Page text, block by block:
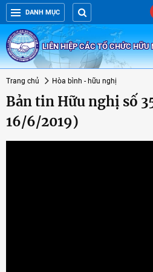
DANH MỤC
LIÊN HIỆP CÁC TỔ CHỨC HỮU
Trang chủ Hòa bình - hữu nghị
Bản tin Hữu nghị số
16/6/2019)